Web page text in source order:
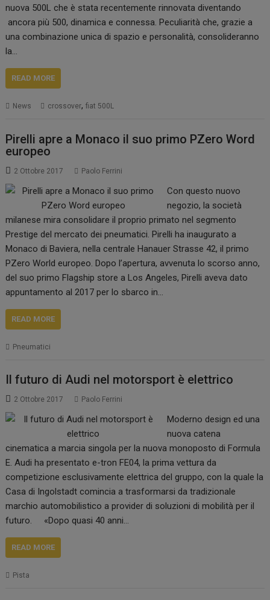
nuova 500L che è stata recentemente rinnovata diventando
ancora più 500, dinamica e connessa. Peculiarità che, grazie a
una combinazione unica di spazio e personalità, consolideranno
la…
READ MORE
News crossover,fiat 500L
Pirelli apre a Monaco il suo primo PZero Word
europeo
2 Ottobre 2017 Paolo Ferrini
Con questo nuovo
negozio, la società
milanese mira consolidare il proprio primato nel segmento
Prestige del mercato dei pneumatici. Pirelli ha inaugurato a
Monaco di Baviera, nella centrale Hanauer Strasse 42, il primo
PZero World europeo. Dopo l’apertura, avvenuta lo scorso anno,
del suo primo Flagship store a Los Angeles, Pirelli aveva dato
appuntamento al 2017 per lo sbarco in…
READ MORE
Pneumatici
Il futuro di Audi nel motorsport è elettrico
2 Ottobre 2017 Paolo Ferrini
Moderno design ed una
nuova catena
cinematica a marcia singola per la nuova monoposto di Formula
E. Audi ha presentato e-tron FE04, la prima vettura da
competizione esclusivamente elettrica del gruppo, con la quale la
Casa di Ingolstadt comincia a trasformarsi da tradizionale
marchio automobilistico a provider di soluzioni di mobilità per il
futuro. «Dopo quasi 40 anni…
READ MORE
Pista